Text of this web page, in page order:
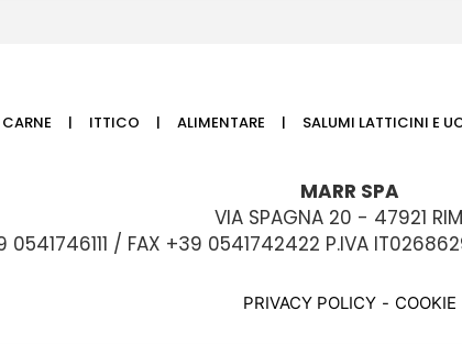
CARNE ITTICO ALIMENTARE SALUMI LATTICINI E
MARR SPA
VIA SPAGNA 20 - 47921
0541746111 / FAX +39 0541742422 P.IVA
PRIVACY POLICY COOKIE